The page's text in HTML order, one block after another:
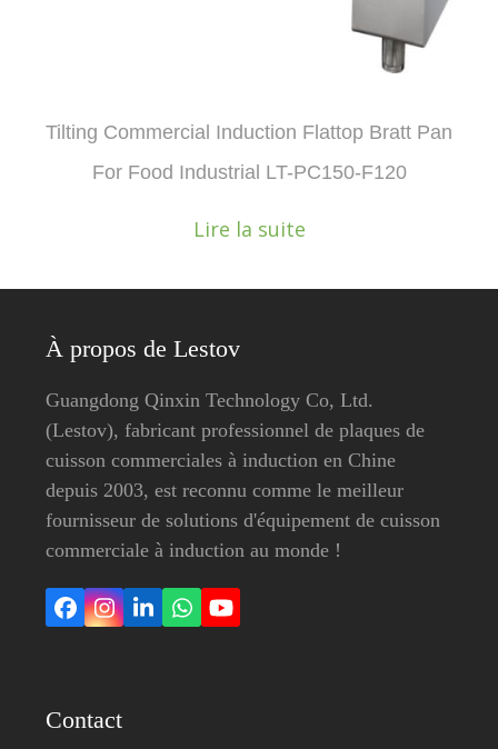
Tilting Commercial Induction Flattop Bratt Pan
For Food Industrial LT-PC150-F120
Lire la suite
À propos de Lestov
Guangdong Qinxin Technology Co, Ltd.
(Lestov), fabricant professionnel de plaques de
cuisson commerciales à induction en Chine
depuis 2003, est reconnu comme le meilleur
fournisseur de solutions d'équipement de cuisson
commerciale à induction au monde !
Facebook
Instagram
LinkedIn
Whatsapp
YouTube
Contact